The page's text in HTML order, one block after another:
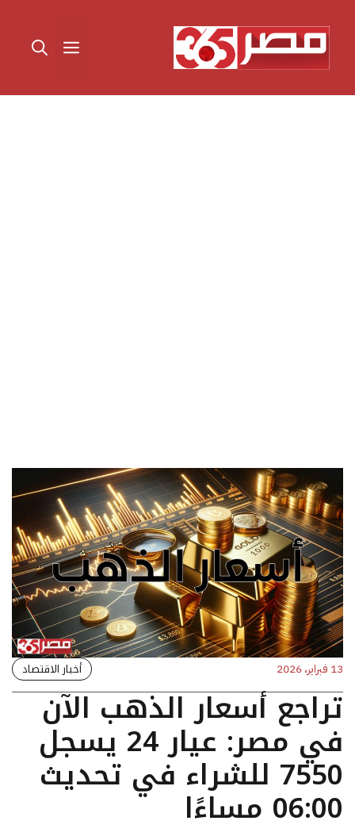
المحتوى القائمة
13 فبراير، 2026 أخبار الاقتصاد
تراجع أسعار الذهب الآن
في مصر: عيار 24 يسجل
7550 للشراء في تحديث
06:00 مساءًا